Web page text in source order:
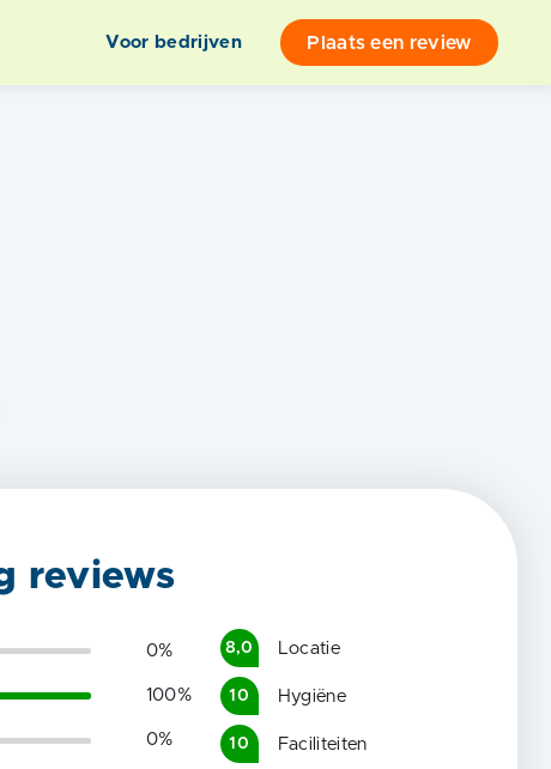
Voor bedrijven Plaats een review
reviews
0%
100%
0%
8,0 Locatie
10 Hygiëne
10 Faciliteiten